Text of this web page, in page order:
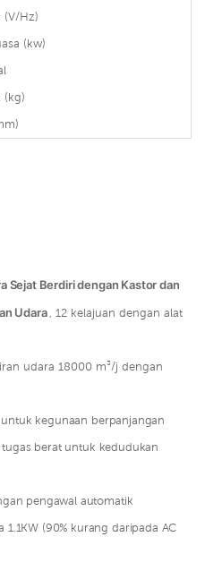
(V/Hz)
(kw)
(kg)
Sejat Berdiri dengan Kastor dan
Udara
, 12 kelajuan dengan alat
udara 18000 m³/j dengan
kegunaan berpanjangan
tugas berat untuk kedudukan
pengawal automatik
1.1KW (90% kurang daripada AC